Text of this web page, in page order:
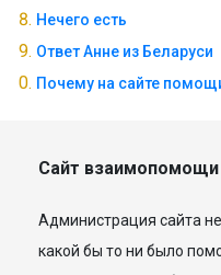
Нечего есть
Ответ Анне из Беларуси
Почему на сайте
Сайт
Администрация сайта
какой бы то ни было